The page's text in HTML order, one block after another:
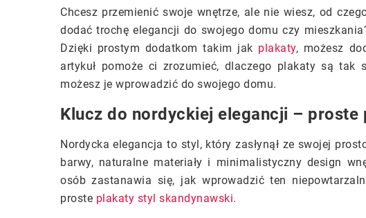
Chcesz przemienić swoje wnętrze, ale nie wiesz, od
dodać trochę elegancji do swojego domu czy
Dzięki prostym dodatkom takim jak plakaty, możesz
artykuł pomoże ci zrozumieć, dlaczego plakaty są
możesz je wprowadzić do swojego domu.
Klucz do nordyckiej elegancji – proste
Nordycka elegancja to styl, który zasłynął ze swojej
barwy, naturalne materiały i minimalistyczny design
osób zastanawia się, jak wprowadzić ten
proste plakaty styl skandynawski.